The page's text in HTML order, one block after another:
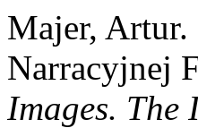
Majer, Artur.
Narracyjnej
Images.